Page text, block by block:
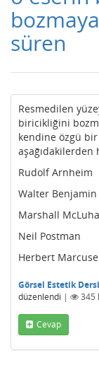
bozmaya
süren
Resmedilen
biricikliğini
kendine özgü
aşağıdakilerden
Rudolf Arnheim
Walter Benjamin
Marshall
Neil Postman
Herbert Marcuse
Görsel Estetik Dersi
düzenlendi | 345
Cevap